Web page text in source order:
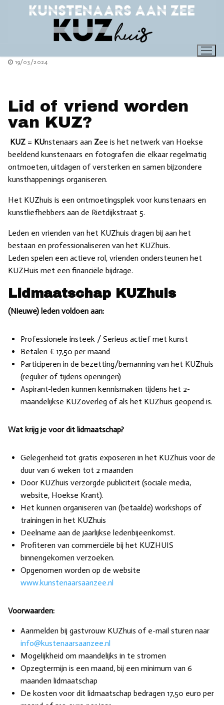
19/03/2024
Lid of vriend worden
van KUZ?
KUZ = KUnstenaars aan Zee is het netwerk van Hoekse
beeldend kunstenaars en fotografen die elkaar regelmatig
ontmoeten, uitdagen of versterken en samen bijzondere
kunsthappenings organiseren.
Het KUZhuis is een ontmoetingsplek voor kunstenaars en
kunstliefhebbers aan de Rietdijkstraat 5.
Leden en vrienden van het KUZhuis dragen bij aan het
bestaan en professionaliseren van het KUZhuis.
Leden spelen een actieve rol, vrienden ondersteunen het
KUZHuis met een financiële bijdrage.
Lidmaatschap KUZhuis
(Nieuwe) leden voldoen aan:
Professionele insteek / Serieus actief met kunst
Betalen € 17,50 per maand
Participeren in de bezetting/bemanning van het KUZhuis
(regulier of tijdens openingen)
Aspirant-leden kunnen kennismaken tijdens het 2-
maandelijkse KUZoverleg of als het KUZhuis geopend is.
Wat krijg je voor dit lidmaatschap?
Gelegenheid tot gratis exposeren in het KUZhuis voor de
duur van 6 weken tot 2 maanden
Door KUZhuis verzorgde publiciteit (sociale media,
website, Hoekse Krant).
Het kunnen organiseren van (betaalde) workshops of
trainingen in het KUZhuis
Deelname aan de jaarlijkse ledenbijeenkomst.
Profiteren van commerciële bij het KUZHUIS
binnengekomen verzoeken.
Opgenomen worden op de website
www.kunstenaarsaanzee.nl
Voorwaarden:
Aanmelden bij gastvrouw KUZhuis of e-mail sturen naar
info@kustenaarsaanzee.nl
Mogelijkheid om maandelijks in te stromen
Opzegtermijn is een maand, bij een minimum van 6
maanden lidmaatschap
De kosten voor dit lidmaatschap bedragen 17,50 euro per